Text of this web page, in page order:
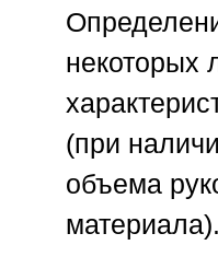
некоторых
(при
объема
материала).